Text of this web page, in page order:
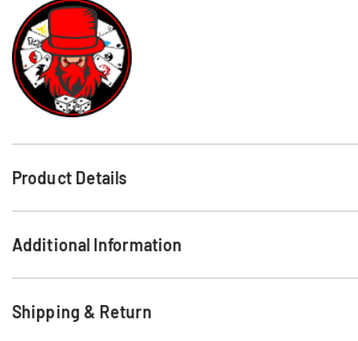
Product Details
Additional Information
Shipping & Return